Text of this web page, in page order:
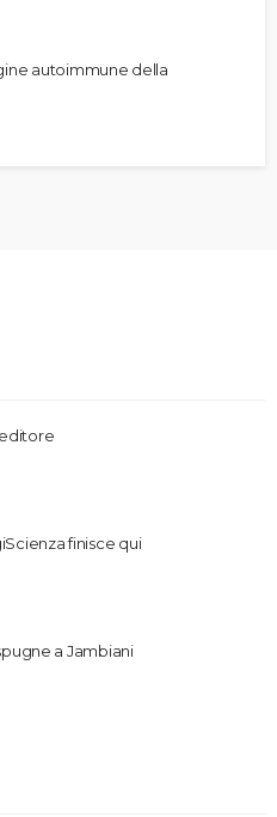
autoimmune della
finisce qui
a Jambiani